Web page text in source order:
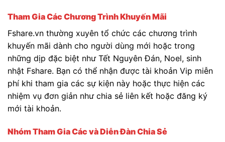
Tham Gia Các Chương Trình Khuyến Mãi
Fshare.vn thường xuyên tổ chức các chương trình
khuyến mãi dành cho người dùng mới hoặc trong
những dịp đặc biệt như Tết Nguyên Đán, Noel, sinh
nhật Fshare. Bạn có thể nhận được tài khoản Vip miễn
phí khi tham gia các sự kiện này hoặc thực hiện các
nhiệm vụ đơn giản như chia sẻ liên kết hoặc đăng ký
mới tài khoản.
Nhóm Tham Gia Các và Diễn Đàn Chia Sẻ